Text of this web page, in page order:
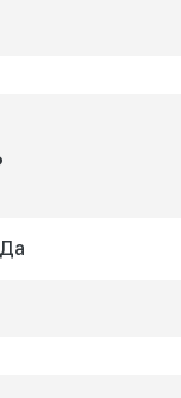
Да